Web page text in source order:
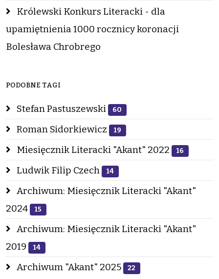
Królewski Konkurs Literacki - dla
upamiętnienia 1000 rocznicy koronacji
Bolesława Chrobrego
PODOBNE TAGI
Stefan Pastuszewski 60
Roman Sidorkiewicz 19
Miesięcznik Literacki "Akant" 2022 16
Ludwik Filip Czech 14
Archiwum: Miesięcznik Literacki "Akant"
2024
15
Archiwum: Miesięcznik Literacki "Akant"
2019
14
Archiwum "Akant" 2025 22